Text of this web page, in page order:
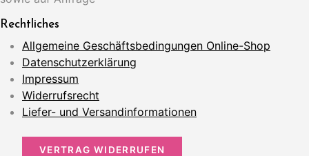
Rechtliches
Allgemeine Geschäftsbedingungen Online-Shop
Datenschutzerklärung
Impressum
Widerrufsrecht
Liefer- und Versandinformationen
VERTRAG WIDERRUFEN